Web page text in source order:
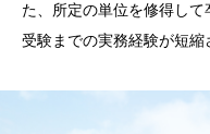
た、所定の単位を修得し
受験までの実務経験が短縮